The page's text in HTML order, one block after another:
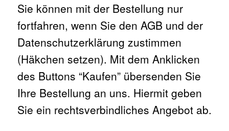
Sie können mit der Bestellung nur
fortfahren, wenn Sie den AGB und der
Datenschutzerklärung zustimmen
(Häkchen setzen). Mit dem Anklicken
des Buttons “Kaufen” übersenden Sie
Ihre Bestellung an uns. Hiermit geben
Sie ein rechtsverbindliches Angebot ab.